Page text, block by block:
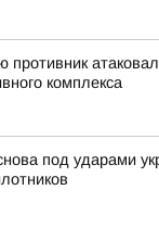
противник
комплекса
под ударами